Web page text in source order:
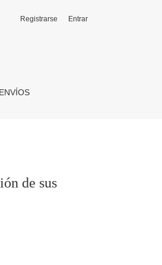
ENVÍOS
Registrarse Entrar
de sus